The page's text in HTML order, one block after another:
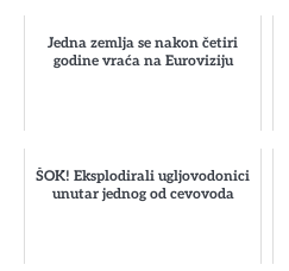
Jedna zemlja se nakon četiri
godine vraća na Euroviziju
ŠOK! Eksplodirali ugljovodonici
unutar jednog od cevovoda